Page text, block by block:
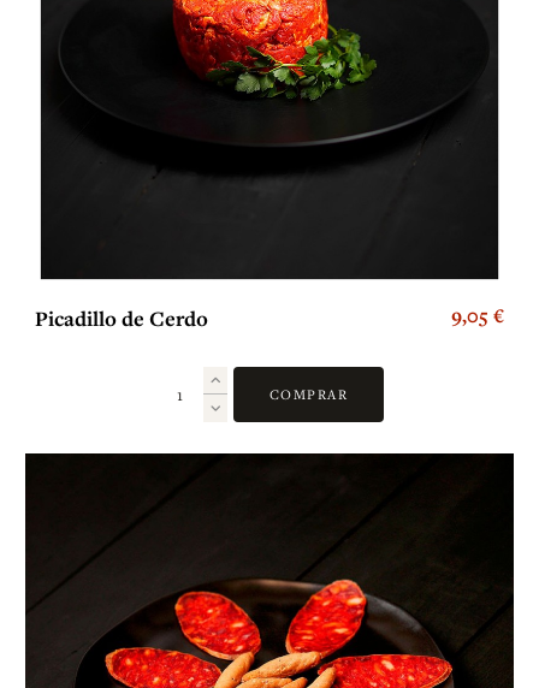
Picadillo de Cerdo 9,05 €
COMPRAR